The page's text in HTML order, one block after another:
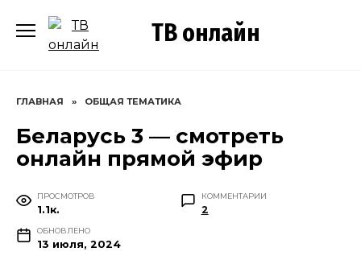
содержанию
ТВ онлайн
ГЛАВНАЯ » ОБЩАЯ ТЕМАТИКА
Беларусь 3 — смотреть
онлайн прямой эфир
ПРОСМОТРОВ
1.1к.
КОММЕНТАРИИ
2
ОБНОВЛЕНО
13 июля, 2024